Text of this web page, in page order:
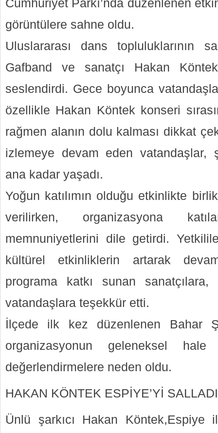
Cumhuriyet Parkı’nda düzenlenen
görüntülere sahne oldu.
Uluslararası dans topluluklarının
Gafband ve sanatçı Hakan
seslendirdi. Gece boyunca
özellikle Hakan Köntek konseri
rağmen alanın dolu kalması dikkat
izlemeye devam eden vatandaşlar,
ana kadar yaşadı.
Yoğun katılımın olduğu etkinlikte
verilirken, organizasyona
memnuniyetlerini dile getirdi.
kültürel etkinliklerin artarak
programa katkı sunan
vatandaşlara teşekkür etti.
İlçede ilk kez düzenlenen Bahar
organizasyonun geleneksel hale
değerlendirmelere neden oldu.
HAKAN KÖNTEK ESPİYE’Yİ
Ünlü şarkıcı Hakan Köntek,Espiye